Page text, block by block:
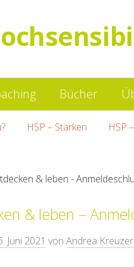
Springe
zum
Bücher
HSP – Stärken HSP
& leben –
Juni 2021 von Andrea Kreuzer